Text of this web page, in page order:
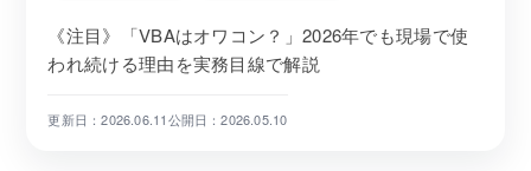
《注目》「VBAはオワコン？」2026年でも現場で使
われ続ける理由を実務目線で解説
更新日：2026.06.11公開日：2026.05.10